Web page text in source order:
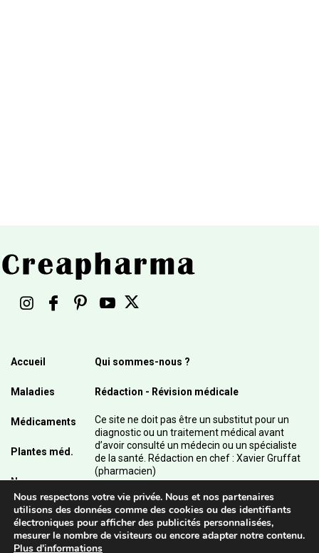
Accueil
Maladies
Médicaments
Plantes méd.
News
Qui sommes-nous ?
Rédaction - Révision médicale
Ce site ne doit pas être un substitut pour un
diagnostic ou un traitement médical avant
d’avoir consulté un médecin ou un spécialiste
de la santé. Rédaction en chef : Xavier Gruffat
(pharmacien)
© 2003 - 2026 Pharmanetis Sàrl – Tous droits
réservés / Crédits photos : Adobe Stock et
Pharmanetis Sàrl
Nous respectons votre vie privée. Nous et nos partenaires
utilisons des données comme des cookies ou des identifiants
électroniques pour afficher des publicités personnalisées,
mesurer le nombre de visiteurs ou encore adapter notre contenu.
Plus d'informations